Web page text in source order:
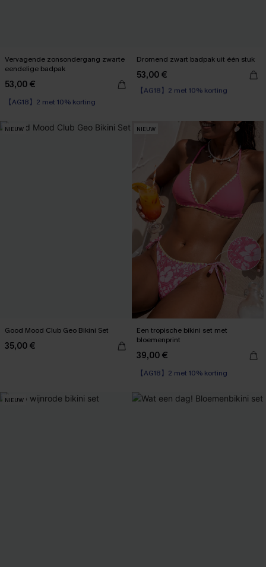
Vervagende zonsondergang zwarte
eendelige badpak
53,00 €
【AG18】2 met 10% korting
Dromend zwart badpak uit één stuk
53,00 €
【AG18】2 met 10% korting
Underwire
NIEUW
Good Mood Club Geo Bikini Set
35,00 €
NIEUW
Een tropische bikini set met
bloemenprint
39,00 €
【AG18】2 met 10% korting
NIEUW